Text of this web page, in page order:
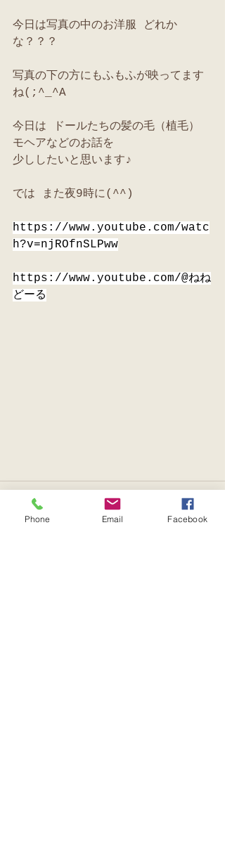
今日は写真の中のお洋服 どれか
な？？？
写真の下の方にもふもふが映ってます
ね(;^_^A
今日は ドールたちの髪の毛（植毛）
モヘアなどのお話を
少ししたいと思います♪
では また夜9時に(^^)
https://www.youtube.com/watc
h?v=njROfnSLPww
https://www.youtube.com/@ねね
どーる
Phone Email Facebook